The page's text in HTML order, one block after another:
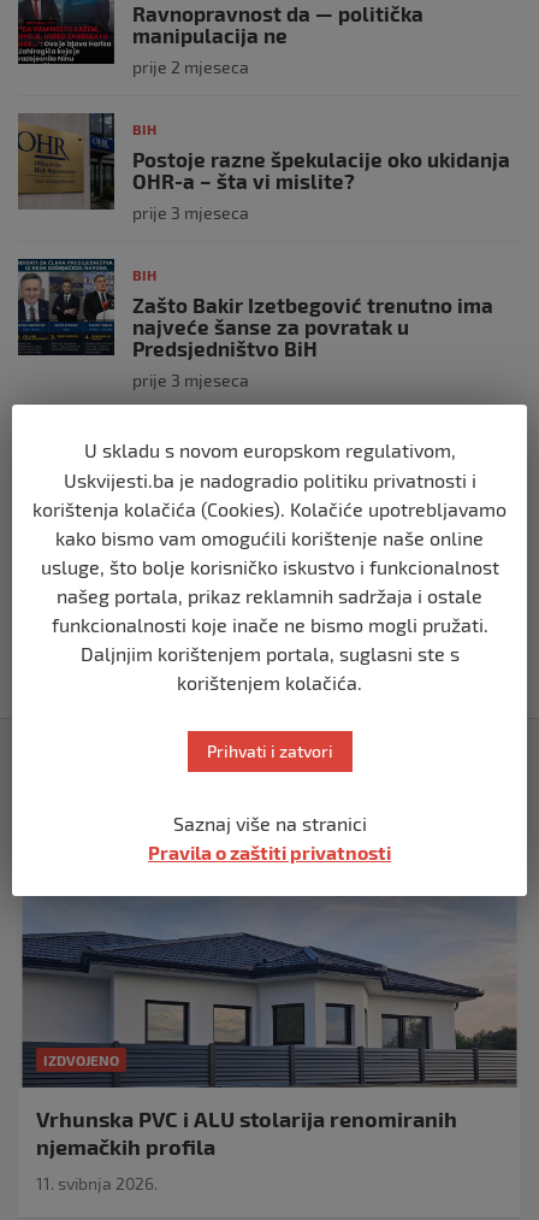
Ravnopravnost da — politička
manipulacija ne
prije 2 mjeseca
BIH
Postoje razne špekulacije oko ukidanja
OHR-a – šta vi mislite?
prije 3 mjeseca
BIH
Zašto Bakir Izetbegović trenutno ima
najveće šanse za povratak u
Predsjedništvo BiH
prije 3 mjeseca
BIH
Demantij Federalnog ministarstva
unutrašnjih poslova
prije 5 mjeseci
BIH
Akcija SIPA-e: Pretresaju se stambeni i
pomoćni objekti
prije 5 mjeseci
IZDVOJENO
Vrhunska PVC i ALU stolarija renomiranih
njemačkih profila
11. svibnja 2026.
U skladu s novom europskom regulativom,
Uskvijesti.ba je nadogradio politiku privatnosti i
korištenja kolačića (Cookies). Kolačiće upotrebljavamo
kako bismo vam omogućili korištenje naše online
usluge, što bolje korisničko iskustvo i funkcionalnost
našeg portala, prikaz reklamnih sadržaja i ostale
funkcionalnosti koje inače ne bismo mogli pružati.
Daljnjim korištenjem portala, suglasni ste s
korištenjem kolačića.
Prihvati i zatvori
Saznaj više na stranici
Pravila o zaštiti privatnosti